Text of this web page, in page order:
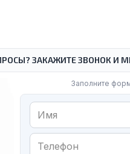
ЗАКАЖИТЕ ЗВОНОК И
Заполните